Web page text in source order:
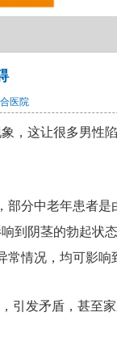
医院
，这让很多男性
分中老年患者是
到阴茎的勃起状态
情况，均可影响
引发矛盾，甚至